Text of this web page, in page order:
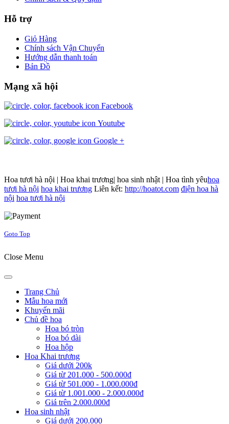
Hỗ trợ
Giỏ Hàng
Chính sách Vận Chuyển
Hướng dẫn thanh toán
Bản Đồ
Mạng xã hội
Facebook
Youtube
Google +
Hoa tươi hà nội | Hoa khai trương| hoa sinh nhật | Hoa tình yêuhoa
tươi hà nội hoa khai trương Liên kết: http://hoatot.com điện hoa hà
nội hoa tươi hà nội
Goto Top
Close Menu
Trang Chủ
Mẫu hoa mới
Khuyến mãi
Chủ đề hoa
Hoa bó tròn
Hoa bó dài
Hoa hộp
Hoa Khai trương
Giá dưới 200k
Giá từ 201.000 - 500.000đ
Giá từ 501.000 - 1.000.000đ
Giá từ 1.001.000 - 2.000.000đ
Giá trên 2.000.000đ
Hoa sinh nhật
Giá dưới 200.000